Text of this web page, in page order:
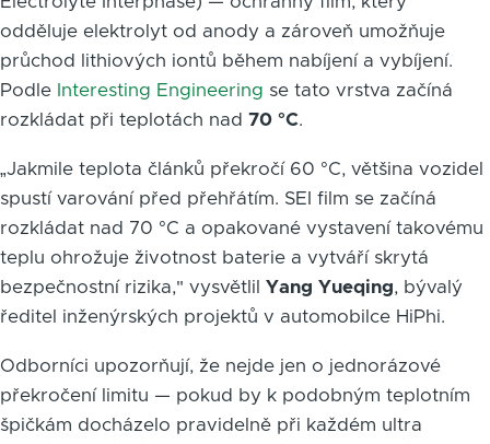
odděluje elektrolyt od anody a zároveň umožňuje
průchod lithiových iontů během nabíjení a vybíjení.
Podle Interesting Engineering se tato vrstva začíná
rozkládat při teplotách nad 70 °C.
„Jakmile teplota článků překročí 60 °C, většina vozidel
spustí varování před přehřátím. SEI film se začíná
rozkládat nad 70 °C a opakované vystavení takovému
teplu ohrožuje životnost baterie a vytváří skrytá
bezpečnostní rizika," vysvětlil Yang Yueqing, bývalý
ředitel inženýrských projektů v automobilce HiPhi.
Odborníci upozorňují, že nejde jen o jednorázové
překročení limitu — pokud by k podobným teplotním
špičkám docházelo pravidelně při každém ultra